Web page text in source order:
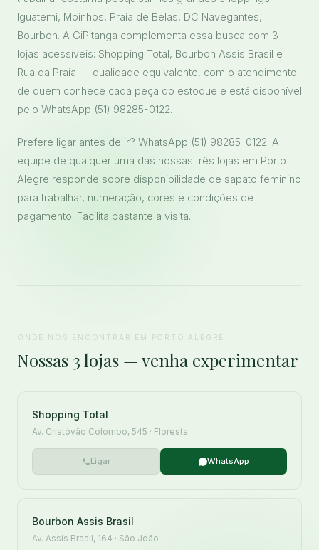
Iguatemi, Moinhos, Praia de Belas, DC Navegantes,
Bourbon. A GiPitanga complementa essa busca com 3
lojas acessíveis: Shopping Total, Bourbon Assis Brasil e
Rua da Praia — qualidade equivalente, com o atendimento
de quem conhece cada peça do estoque e está disponível
pelo WhatsApp (51) 98285-0122.
Prefere ligar antes de ir? WhatsApp (51) 98285-0122. A
equipe de qualquer uma das nossas três lojas em Porto
Alegre responde sobre disponibilidade de sapato feminino
para trabalhar, numeração, cores e condições de
pagamento. Facilita bastante a visita.
ONDE NOS ENCONTRAR EM PORTO ALEGRE
Nossas 3 lojas — venha experimentar
Shopping Total
Av. Cristóvão Colombo, 545 · Floresta
Ligar WhatsApp
Bourbon Assis Brasil
Av. Assis Brasil, 164 · São João